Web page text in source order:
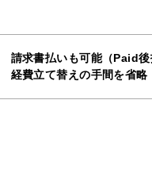
請求書払いも可能（Paid後
経費立て替えの手間を省略